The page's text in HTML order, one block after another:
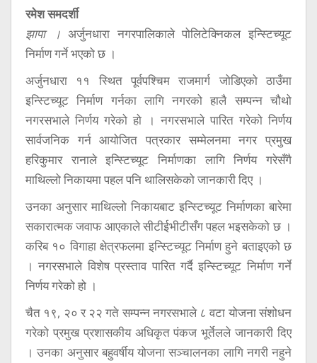
रमेश समदर्शी
झापा । अर्जुनधारा नगरपालिकाले पोलिटेक्निकल इन्स्टिच्यूट
निर्माण गर्ने भएको छ ।
अर्जुनधारा ११ स्थित पूर्वपश्चिम राजमार्ग जोडिएको ठाउँमा
इन्स्टिच्यूट निर्माण गर्नका लागि नगरको हालै सम्पन्न चौथो
नगरसभाले निर्णय गरेको हो । नगरसभाले पारित गरेको निर्णय
सार्वजनिक गर्न आयोजित पत्रकार सम्मेलनमा नगर प्रमुख
हरिकुमार रानाले इन्स्टिच्यूट निर्माणका लागि निर्णय गरेसँगै
माथिल्लो निकायमा पहल पनि थालिसकेको जानकारी दिए ।
उनका अनुसार माथिल्लो निकायबाट इन्स्टिच्यूट निर्माणका बारेमा
सकारात्मक जवाफ आएकाले सीटीईभीटीसँग पहल भइसकेको छ ।
करिब १० विगाहा क्षेत्रफलमा इन्स्टिच्यूट निर्माण हुने बताइएको छ
। नगरसभाले विशेष प्रस्ताव पारित गर्दै इन्स्टिच्यूट निर्माण गर्ने
निर्णय गरेको हो ।
चैत १९, २० र २२ गते सम्पन्न नगरसभाले ८ वटा योजना संशोधन
गरेको प्रमुख प्रशासकीय अधिकृत पंकज भूर्तेलले जानकारी दिए
। उनका अनुसार बहुवर्षीय योजना सञ्चालनका लागि नगरी नहुने